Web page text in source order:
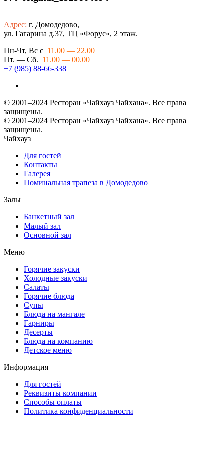
Адрес: г. Домодедово,
ул. Гагарина д.37, ТЦ «Форус», 2 этаж.
Пн-Чт, Вс с 11.00 — 22.00
Пт. — Сб. 11.00 — 00.00
+7 (985) 88-66-338
© 2001–2024 Ресторан «Чайхауз Чайхана». Все права
защищены.
© 2001–2024 Ресторан «Чайхауз Чайхана». Все права
защищены.
Чайхауз
Для гостей
Контакты
Галерея
Поминальная трапеза в Домодедово
Залы
Банкетный зал
Малый зал
Основной зал
Меню
Горячие закуски
Холодные закуски
Салаты
Горячие блюда
Супы
Блюда на мангале
Гарниры
Десерты
Блюда на компанию
Детское меню
Информация
Для гостей
Реквизиты компании
Способы оплаты
Политика конфиденциальности